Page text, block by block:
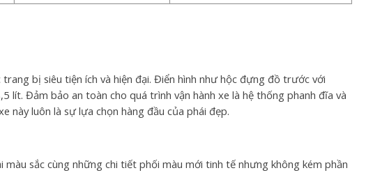
bị siêu tiện ích và hiện đại. Điển hình như hộc đựng đồ trước với
Đảm bảo an toàn cho quá trình vận hành xe là hệ thống phanh đĩa và
này luôn là sự lựa chọn hàng đầu của phái đẹp.
sắc cùng những chi tiết phối màu mới tinh tế nhưng không kém phần